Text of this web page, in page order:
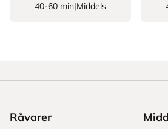
40-60 min|Middels
Råvarer